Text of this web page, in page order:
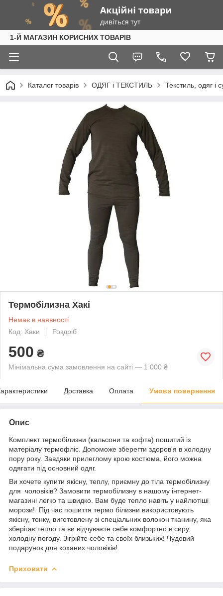
1-Й МАГАЗИН КОРИСНИХ ТОВАРІВ
Каталог товарів ОДЯГ і ТЕКСТИЛЬ Текстиль, одяг і
Термобілизна Хакі
Немає в наявності
Код: Хаки
Роздріб
500 ₴
Мінімальна сума замовлення на сайті — 1 000 ₴
Доставка Оплата Умови повернення
Опис
Комплект термобілизни (кальсони та кофта) пошитий із
матеріалу термофліс. Допоможе зберегти здоров'я в холодну
пору року. Завдяки прилеглому крою костюма, його можна
одягати під основний одяг.
Ви хочете купити якісну, теплу, приємну до тіла термобілизну
для чоловіків? Замовити термобілизну в нашому інтернет-
магазині легко та швидко. Вам буде тепло навіть у найлютіші
морози! Під час пошиття термо білизни використовують
якісну, тонку, виготовлену зі спеціальних волокон тканину, яка
зберігає тепло та ви відчуваєте себе комфортно в сиру,
холодну погоду. Зігрійте себе та своїх близьких! Чудовий
подарунок для коханих чоловіків!
Приховати